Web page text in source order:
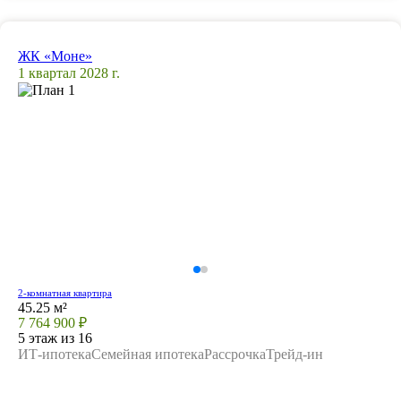
ЖК «Моне»
1 квартал 2028 г.
2-комнатная квартира
45.25 м²
7 764 900 ₽
5 этаж из 16
ИТ-ипотекаСемейная ипотекаРассрочкаТрейд-ин